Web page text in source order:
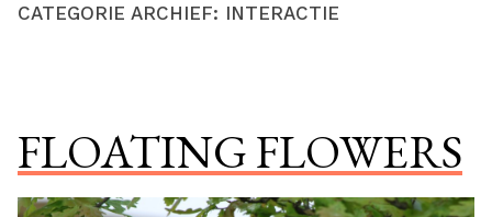
CATEGORIE ARCHIEF: INTERACTIE
FLOATING FLOWERS